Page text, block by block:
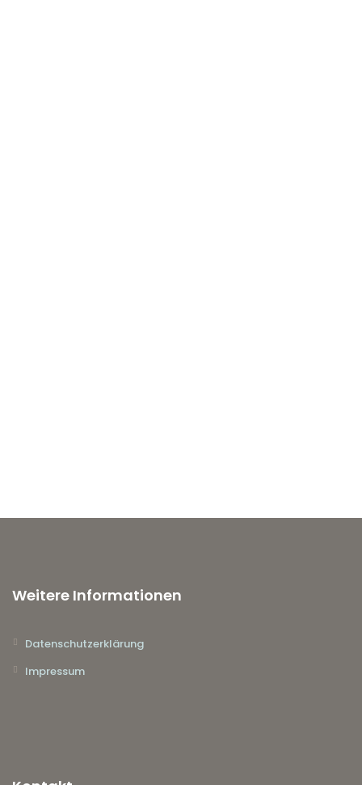
Weitere Informationen
Datenschutzerklärung
Impressum